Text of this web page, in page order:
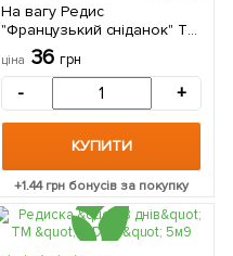
На вагу Редис
"Французький сніданок" ТМ
"Весна" ціна за 10г
ціна 36 грн
- +
КУПИТИ
+1.44грн бонусів за покупку